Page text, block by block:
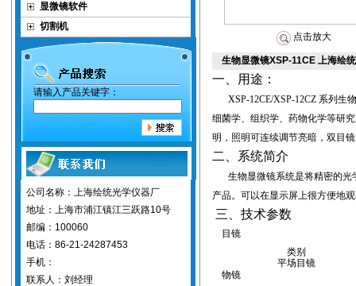
显微镜软件
切割机
请输入产品关键字：
公司名称：上海绘统光学仪器厂
地址：上海市浦江镇江三跃路10号
邮编：100060
电话：86-21-24287453
手机：
联系人：刘经理
点击放大
生物显微镜XSP-11CE 上海绘
一、用途：
XSP-12CE/XSP-12CZ 系列 生
细菌学、组织学、药物化学等研
明，照明可连续调节亮暗，双目
二、系统简介
生物显微镜系统是将精密的
产品。可以在显示屏上很方便地
三、技术参数
目镜
类别
平场目镜
物镜